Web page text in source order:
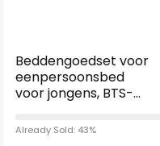
Beddengoedset voor
eenpersoonsbed
voor jongens, BTS-
3D-beddengoedset,
zachte en
Already Sold: 43%